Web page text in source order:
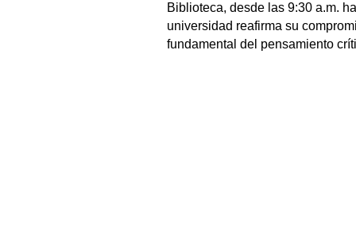
Biblioteca, desde las 9:30 a.m.
universidad reafirma su
fundamental del pensamiento